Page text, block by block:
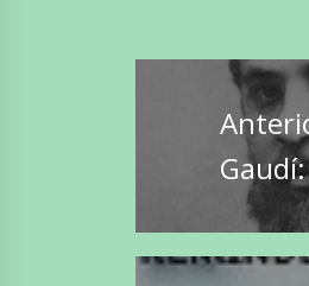
entradas